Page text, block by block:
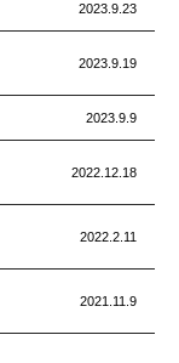
2023.9.23
2023.9.19
2023.9.9
2022.12.18
2022.2.11
2021.11.9